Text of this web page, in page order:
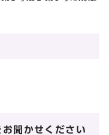
聞かせください